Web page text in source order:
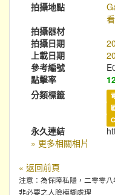
拍攝地點
拍攝器材
拍攝日期
上載日期
參考編號
點擊率
分類標籤
永久連結
» 更多相關相片
« 返回前頁
注意：為保障私隱，二零零
非必要之人臉模糊處理